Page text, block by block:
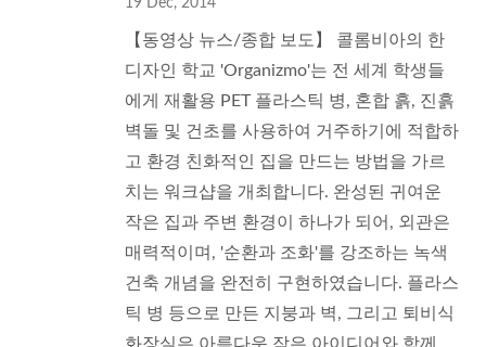
19 Dec, 2014
【동영상 뉴스/종합 보도】 콜롬비아의 한
디자인 학교 'Organizmo'는 전 세계 학생들
에게 재활용 PET 플라스틱 병, 혼합 흙, 진흙
벽돌 및 건초를 사용하여 거주하기에 적합하
고 환경 친화적인 집을 만드는 방법을 가르
치는 워크샵을 개최합니다. 완성된 귀여운
작은 집과 주변 환경이 하나가 되어, 외관은
매력적이며, '순환과 조화'를 강조하는 녹색
건축 개념을 완전히 구현하였습니다. 플라스
틱 병 등으로 만든 지붕과 벽, 그리고 퇴비식